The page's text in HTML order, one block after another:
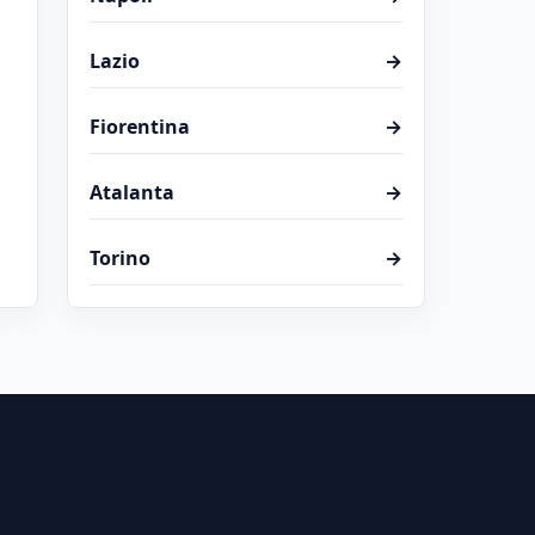
Lazio →
Fiorentina →
Atalanta →
Torino →